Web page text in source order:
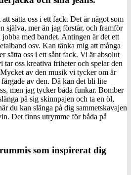
sätta oss i ett fack. Det är något som
själva, mer än jag förstår, och framför
med bandet. Antingen är det ett
osv. Kan tänka mig att många
sätta oss i ett sånt fack. Vi är absolut
tar oss kreativa friheter och spelar den
av den musik vi tycker om är
av den. Då kan det bli lite
men jag tycker båda funkar. Bomber
på sig skinnpajen och ta en öl,
du kan slänga på dig sammetskavajen
Det finns utrymme för båda på
som inspirerat dig